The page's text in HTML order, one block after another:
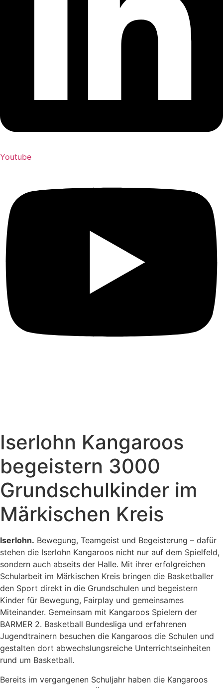
Youtube
Iserlohn Kangaroos
begeistern 3000
Grundschulkinder im
Märkischen Kreis
Iserlohn. Bewegung, Teamgeist und Begeisterung – dafür
stehen die Iserlohn Kangaroos nicht nur auf dem Spielfeld,
sondern auch abseits der Halle. Mit ihrer erfolgreichen
Schularbeit im Märkischen Kreis bringen die Basketballer
den Sport direkt in die Grundschulen und begeistern
Kinder für Bewegung, Fairplay und gemeinsames
Miteinander. Gemeinsam mit Kangaroos Spielern der
BARMER 2. Basketball Bundesliga und erfahrenen
Jugendtrainern besuchen die Kangaroos die Schulen und
gestalten dort abwechslungsreiche Unterrichtseinheiten
rund um Basketball.
Bereits im vergangenen Schuljahr haben die Kangaroos